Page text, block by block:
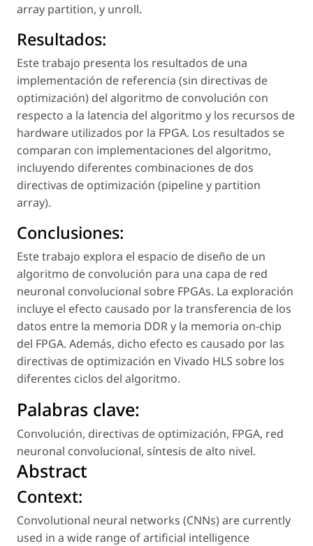
array partition, y unroll.
Resultados:
Este trabajo presenta los resultados de una
implementación de referencia (sin directivas de
optimización) del algoritmo de convolución con
respecto a la latencia del algoritmo y los recursos de
hardware utilizados por la FPGA. Los resultados se
comparan con implementaciones del algoritmo,
incluyendo diferentes combinaciones de dos
directivas de optimización (pipeliney partition
array).
Conclusiones:
Este trabajo explora el espacio de diseño de un
algoritmo de convolución para una capa de red
neuronal convolucional sobre FPGAs. La exploración
incluye el efecto causado por la transferencia de los
datos entre la memoria DDR y la memoria on-chip
del FPGA. Además, dicho efecto es causado por las
directivas de optimización en Vivado HLS sobre los
diferentes ciclos del algoritmo.
Palabras clave:
Convolución, directivas de optimización, FPGA, red
neuronal convolucional, síntesis de alto nivel.
Abstract
Context:
Convolutional neural networks (CNNs) are currently
used in a wide range of artificial intelligence